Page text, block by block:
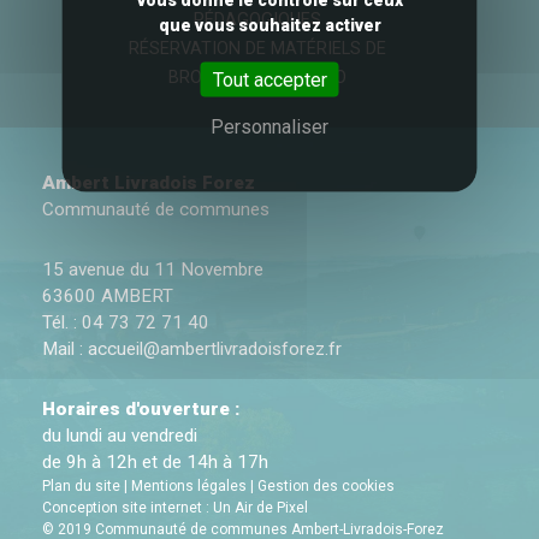
PÉDAGOGIQUES
RÉSERVATION DE MATÉRIELS DE
BROYAGE ET 0 PHYTO
Ambert Livradois Forez
Communauté de communes
15 avenue du 11 Novembre
63600 AMBERT
Tél. : 04 73 72 71 40
Mail : accueil@ambertlivradoisforez.fr
Horaires d'ouverture :
du lundi au vendredi
de 9h à 12h et de 14h à 17h
Plan du site Mentions légales
Gestion des cookies
Conception site internet : Un Air de Pixel
© 2019 Communauté de communes Ambert-Livradois-Forez
que vous souhaitez activer
Tout accepter
Personnaliser